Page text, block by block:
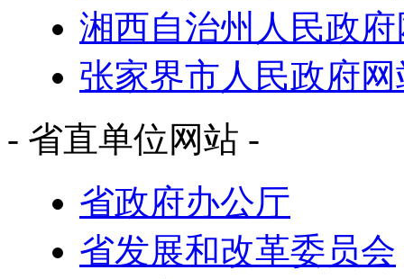
湘西自治州人民政
张家界市人民政府网
- 省直单位网站 -
省政府办公厅
省发展和改革委员会